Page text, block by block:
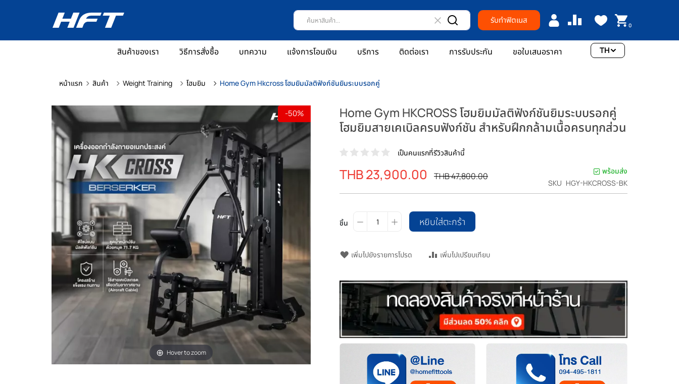
รับทำฟิตเนส 0
สินค้าของเรา วิธีการสั่งซื้อ บทความ แจ้งการโอนเงิน บริการ ติดต่อเรา การรับประกัน ขอใบเสนอราคา TH
หน้าแรก สินค้า Weight Training โฮมยิม Home Gym Hkcross โฮมยิมมัลติฟังก์ชันยิมระบบรอกคู่
Hover to zoom
-50%
Home Gym HKCROSS โฮมยิมมัลติฟังก์ชันยิมระบบรอกคู่
โฮมยิมสายเคเบิลครบฟังก์ชัน สำหรับฝึกกล้ามเนื้อครบทุกส่วน
เป็นคนแรกที่รีวิวสินค้านี้
ราคา
THB 23,900.00 ราคา
ปรกติ
THB 47,800.00
พร้อมส่ง
SKU HGY-HKCROSS-BK
ชิ้น หยิบใส่ตะกร้า
เพิ่มไปยังรายการโปรด เพิ่มไปเปรียบเทียบ